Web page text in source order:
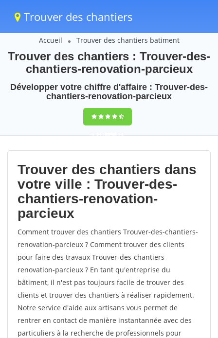
Trouver des chantiers
Accueil Trouver des chantiers batiment
Trouver des chantiers : Trouver-des-
chantiers-renovation-parcieux
Développer votre chiffre d'affaire : Trouver-des-
chantiers-renovation-parcieux
9,5(100%)74
votes
Trouver des chantiers dans
votre ville : Trouver-des-
chantiers-renovation-
parcieux
Comment trouver des chantiers Trouver-des-chantiers-
renovation-parcieux ? Comment trouver des clients
pour faire des travaux Trouver-des-chantiers-
renovation-parcieux ? En tant qu'entreprise du
bâtiment, il n'est pas toujours facile de trouver des
clients et trouver des chantiers à réaliser rapidement.
Notre service d'aide aux artisans vous permet de
rentrer en contact de manière instantannée avec des
particuliers à la recherche de professionnels pour